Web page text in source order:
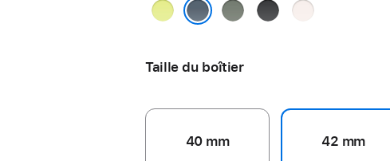
Jaune
Gris
Noir
Rose
Taille du boîtier
40 mm 42 mm